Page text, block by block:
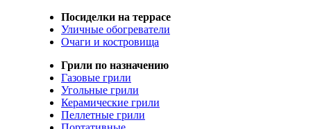
Посиделки на террасе
Уличные обогреватели
Очаги и костровища
Грили по назначению
Газовые грили
Угольные грили
Керамические грили
Пеллетные грили